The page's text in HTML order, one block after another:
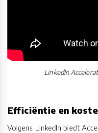
LinkedIn
Efficiëntie en
Volgens LinkedIn biedt